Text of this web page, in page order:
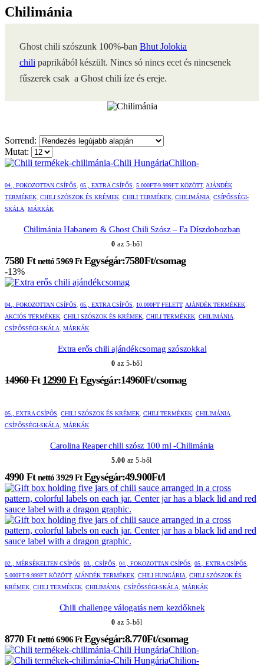
Chilimánia
Ghost chili szószunk 100%-ban Bhut Jolokia
chili paprikából készült. Nincs só nincs ecet és nincsenek
fűszerek csak a Ghost chili íze és ereje.
Sorrend:
Mutat:
04., FOKOZOTTAN CSÍPŐS 05., EXTRA CSÍPŐS 5.000FT-9.999FT KÖZÖTT, AJÁNDÉK
TERMÉKEK CHILI SZÓSZOK ÉS KRÉMEK CHILI TERMÉKEK CHILIMÁNIA
CSÍPŐSSÉGI-
SKÁLA
MÁRKÁK
Chilimánia Habanero & Ghost Chili Szósz – Fa Díszdobozban
0 az 5-ből
7580 Ft nettó5969Ft Egységár:7580Ft/csomag
-13%
a
terméknek
több
variációja
a
termékoldalon
ki
a
terméknek
több
variációja
a
termékoldalon
ki
04., FOKOZOTTAN CSÍPŐS 05., EXTRA CSÍPŐS 10.000FT FELETT, AJÁNDÉK TERMÉKEK
AKCIÓS TERMÉKEK CHILI SZÓSZOK ÉS KRÉMEK CHILI TERMÉKEK CHILIMÁNIA
CSÍPŐSSÉGI-SKÁLA
MÁRKÁK
Extra erős chili ajándékcsomag szószokkal
0 az 5-ből
14960Ft Original
14960 Ft.
12990 FtCurrent
price
12990 Ft.
Egységár:14960Ft/csomag
05., EXTRA CSÍPŐS CHILI SZÓSZOK ÉS KRÉMEK CHILI TERMÉKEK CHILIMÁNIA
CSÍPŐSSÉGI-SKÁLA
MÁRKÁK
Carolina Reaper chili szósz 100 ml -Chilimánia
5.00 az 5-ből
4990 Ft nettó3929Ft Egységár:49.900Ft/l
02., MÉRSÉKELTEN CSÍPŐS 03., CSÍPŐS 04., FOKOZOTTAN CSÍPŐS 05., EXTRA CSÍPŐS
5.000FT-9.999FT KÖZÖTT, AJÁNDÉK TERMÉKEK CHILI HUNGÁRIA
CHILI SZÓSZOK ÉS
KRÉMEK CHILI TERMÉKEK CHILIMÁNIA CSÍPŐSSÉGI-SKÁLA MÁRKÁK
Chili challenge válogatás nem kezdőknek
0 az 5-ből
8770 Ft nettó6906Ft Egységár:8.770Ft/csomag